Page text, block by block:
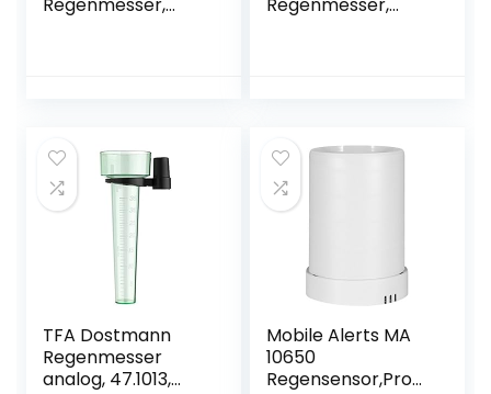
Regenmesser,
Regenmesser,
(215) x B 36 (90) x
H 203 mm
TFA Dostmann
Regenmesser
analog, 47.1013,
Mobile Alerts MA
10650
Regensensor,Pro